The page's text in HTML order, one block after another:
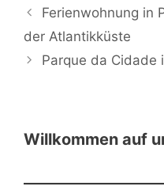
Ferienwohnung in
der Atlantikküste
Parque da Cidade
Willkommen auf